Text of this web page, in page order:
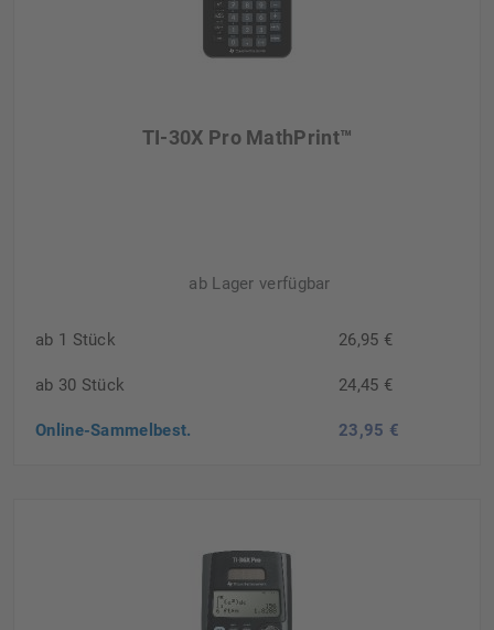
TI-30X Pro MathPrint™
ab Lager verfügbar
ab 1 Stück 26,95 €
ab 30 Stück 24,45 €
Online-Sammelbest. 23,95 €